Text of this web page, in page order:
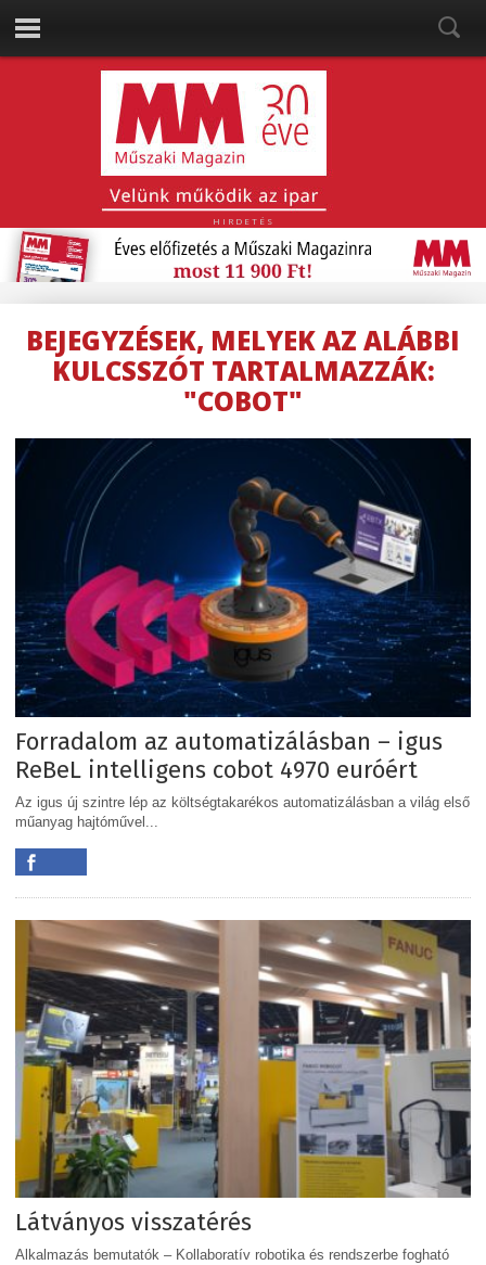
HIRDETÉS
BEJEGYZÉSEK, MELYEK AZ ALÁBBI
KULCSSZÓT TARTALMAZZÁK:
"COBOT"
Forradalom az automatizálásban – igus
ReBeL intelligens cobot 4970 euróért
Az igus új szintre lép az költségtakarékos automatizálásban a világ első
műanyag hajtóművel...
Látványos visszatérés
Alkalmazás bemutatók – Kollaboratív robotika és rendszerbe fogható